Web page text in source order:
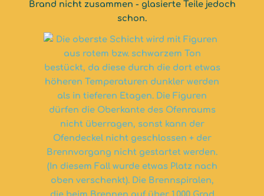
Brand nicht zusammen - glasierte Teile jedoch
schon.